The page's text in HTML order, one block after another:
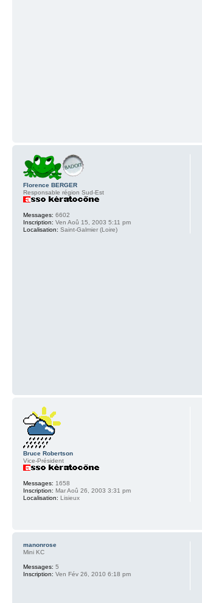
Florence BERGER
Responsable région Sud-Est
Messages: 6602
Inscription: Ven Aoû 15, 2003 5:11 pm
Localisation: Saint-Galmier (Loire)
Bruce Robertson
Vice-Président
Messages: 1658
Inscription: Mar Aoû 26, 2003 3:31 pm
Localisation: Lisieux
manonrose
Mini KC
Messages: 5
Inscription: Ven Fév 26, 2010 6:18 pm